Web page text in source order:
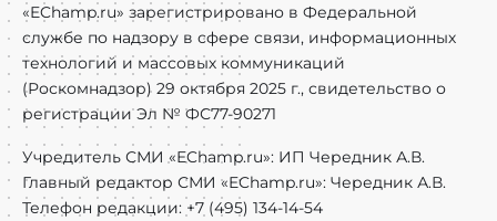
«EChamp.ru» зарегистрировано в Федеральной
службе по надзору в сфере связи, информационных
технологий и массовых коммуникаций
(Роскомнадзор) 29 октября 2025 г., свидетельство о
регистрации Эл № ФС77-90271
Учредитель СМИ «EChamp.ru»: ИП Чередник А.В.
Главный редактор СМИ «EChamp.ru»: Чередник А.В.
Телефон редакции: +7 (495) 134-14-54